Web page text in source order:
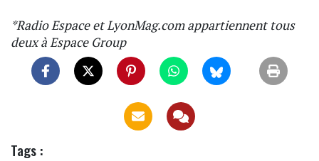
*Radio Espace et LyonMag.com appartiennent tous
deux à Espace Group
Tags :